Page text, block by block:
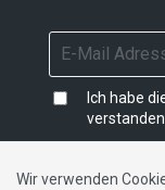
Ich habe
verstanden.
Wir verwenden